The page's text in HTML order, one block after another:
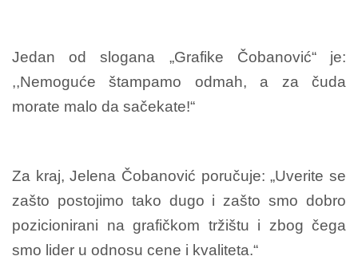
Jedan od slogana „Grafike Čobanović“ je:
,,Nemoguće štampamo odmah, a za čuda
morate malo da sačekate!“
Za kraj, Jelena Čobanović poručuje: „Uverite se
zašto postojimo tako dugo i zašto smo dobro
pozicionirani na grafičkom tržištu i zbog čega
smo lider u odnosu cene i kvaliteta.“